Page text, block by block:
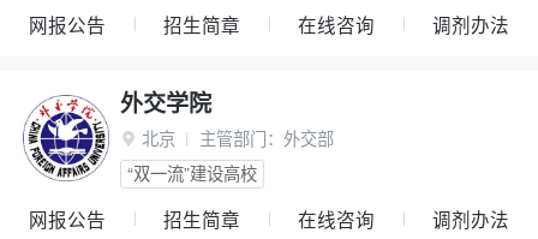
网报公告 招生简章 在线咨询 调剂办法
外交学院
 北京 主管部门： 外交部
“双一流”建设高校
网报公告 招生简章 在线咨询 调剂办法